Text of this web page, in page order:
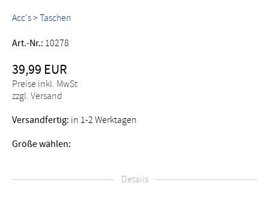
Acc's> Taschen
Art.-Nr.: 10278
39,99 EUR
Preise inkl. MwSt
zzgl. Versand
Versandfertig: in 1-2 Werktagen
Größe wählen:
Details